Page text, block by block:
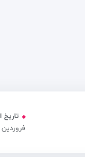
تاریخ
فروردین